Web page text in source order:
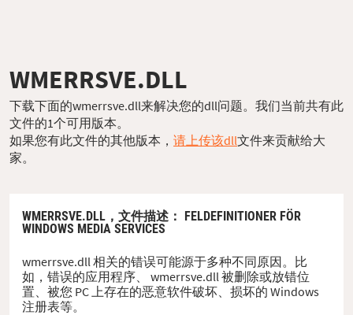
WMERRSVE.DLL
下载下面的wmerrsve.dll来解决您的dll问题。我们当前共有此
文件的1个可用版本。
如果您有此文件的其他版本， 请上传该dll文件来贡献给大
家。
WMERRSVE.DLL， 文件描述 ： FELDEFINITIONER FÖR
WINDOWS MEDIA SERVICES
wmerrsve.dll 相关的错误可能源于多种不同原因。比
如，错误的应用程序、 wmerrsve.dll 被删除或放错位
置、被您 PC 上存在的恶意软件破坏、损坏的 Windows
注册表等。